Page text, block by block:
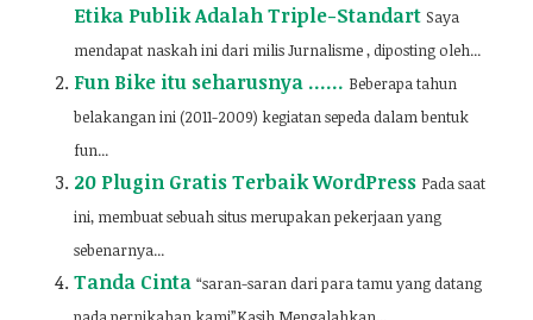
Etika Publik Adalah Triple-Standart Saya
mendapat naskah ini dari milis Jurnalisme , diposting oleh...
Fun Bike itu seharusnya …… Beberapa tahun
belakangan ini (2011-2009) kegiatan sepeda dalam bentuk
fun...
20 Plugin Gratis Terbaik WordPress Pada saat
ini, membuat sebuah situs merupakan pekerjaan yang
sebenarnya...
Tanda Cinta “saran-saran dari para tamu yang datang